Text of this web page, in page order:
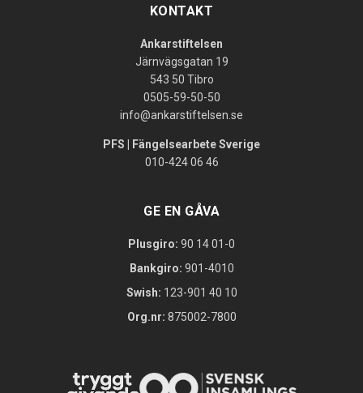
KONTAKT
Ankarstiftelsen
Järnvägsgatan 19
543 50 Tibro
0505-59-50-50
info@ankarstiftelsen.se
PFS | Fängelsearbete Sverige
010-424 06 46
GE EN GÅVA
Plusgiro: 90 14 01-0
Bankgiro: 901-4010
Swish: 123-901 40 10
Org.nr: 875002-7800